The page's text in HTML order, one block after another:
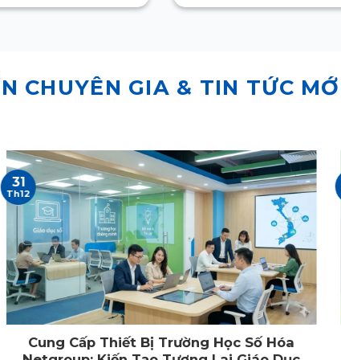
CHUYÊN GIA & TIN TỨC
Cung Cấp Thiết Bị Trường Học Số Hóa
31
Th12